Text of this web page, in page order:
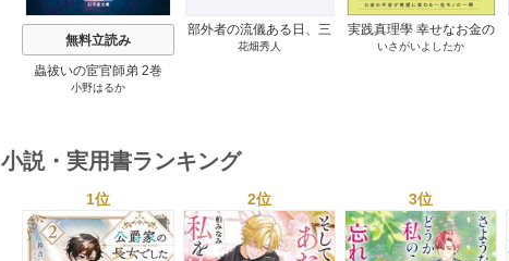
無料立読み
蟲祓いの宦官師弟 2巻
小野はるか
部外者の流儀ある日、三
木たかしの5000曲を託さ
花畑秀人
実践真理學 幸せなお金の
使い方編 1巻
いさがいよしたか
小説・実用書ランキング
1位 2位 3位